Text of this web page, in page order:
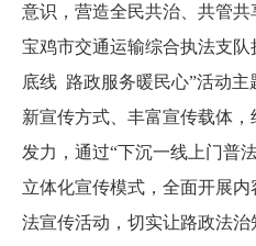
意识，营造全民共治、共管共
宝鸡市交通运输综合执法支
底线 路政服务暖民心”活动主
新宣传方式、丰富宣传载体
发力，通过“下沉一线上门普
立体化宣传模式，全面开展
法宣传活动，切实让路政法治